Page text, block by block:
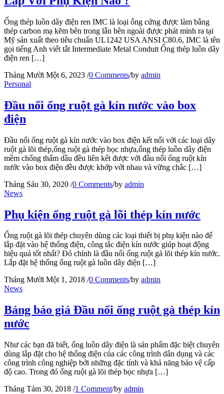
Ống thép luồn dây điện ren IMC là loại ống cứng được làm bằng
thép carbon mạ kẽm bên trong lẫn bên ngoài được phát minh ra tại
Mỹ sản xuất theo tiêu chuẩn UL1242 USA ANSI C80.6, IMC là tên
gọi tiếng Anh viết tắt Intermediate Metal Conduit Ống thép luồn dây
điện ren […]
Tháng Mười Một 6, 2023 /0 Comments/by admin
Personal
Đầu nối ống ruột gà kín nước vào box
điện
Đầu nối ống ruột gà kín nước vào box điện kết nối với các loại dây
ruột gà lõi thép,ống ruột gà thép bọc nhựa,ống thép luồn dây điện
mềm chống thấm dầu đều liên kết được với đầu nối ống ruột kín
nước vào box điện đều được khớp với nhau và vững chắc […]
Tháng Sáu 30, 2020 /0 Comments/by admin
News
Phụ kiện ống ruột gà lõi thép kín nước
Ống ruột gà lõi thép chuyên dùng các loại thiết bị phụ kiện nào để
lắp đặt vào hệ thống điện, công tắc điện kín nước giúp hoạt động
hiệu quả tốt nhất? Đó chính là đầu nối ống ruột gà lõi thép kín nước.
Lắp đặt hệ thống ống ruột gà luồn dây điện […]
Tháng Mười Một 1, 2018 /0 Comments/by admin
News
Bảng báo giá Đầu nối ống ruột gà thép kín
nước
Như các bạn đã biết, ống luồn dây điện là sản phẩm đặc biệt chuyên
dùng lắp đặt cho hệ thống điện của các công trình dân dụng và các
công trình công nghiệp bởi những đặc tính và khả năng bảo vệ cấp
độ cao. Trong đó ống ruột gà lõi thép bọc nhựa […]
Tháng Tám 30, 2018 /1 Comment/by admin